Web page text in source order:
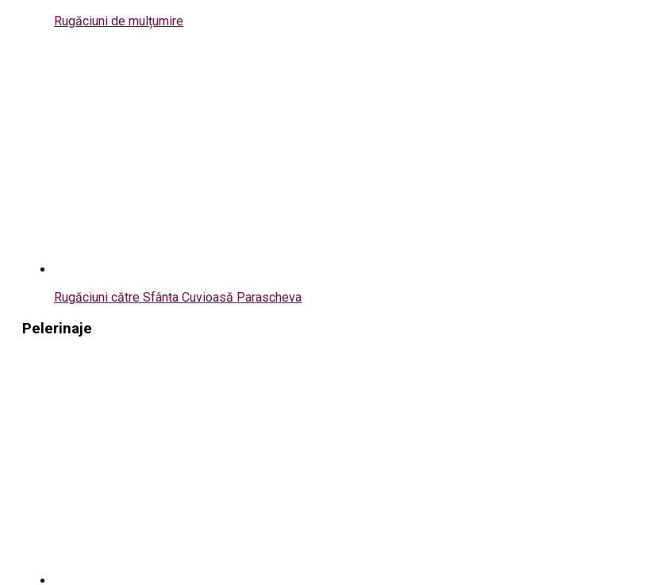
Rugăciuni de mulțumire
Rugăciuni către Sfânta Cuvioasă Parascheva
Pelerinaje